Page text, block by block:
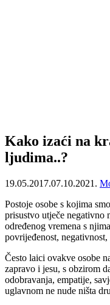
Kako izaći na
ljudima..?
19.05.2017.07.10.2021.
Postoje osobe s kojima
prisustvo utječe negativno
određenog vremena s
povrijeđenost,
Često laici ovakve osobe
zapravo i jesu, s obzirom
odobravanja, empatije,
uglavnom ne nude ništa